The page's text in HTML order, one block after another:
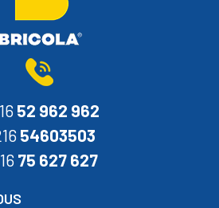
52 962 962
54603503
75 627 627